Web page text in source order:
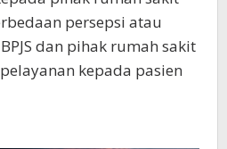
persepsi atau
dan pihak rumah sakit
kepada pasien